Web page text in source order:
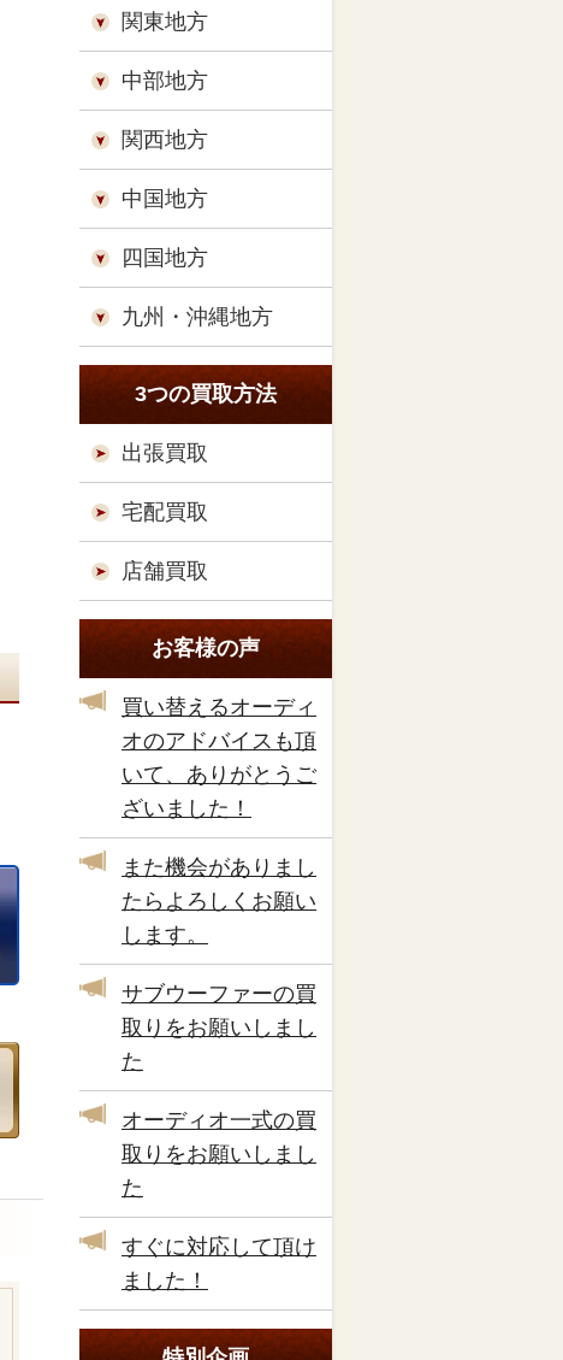
関東地方
中部地方
関西地方
中国地方
四国地方
九州・沖縄地方
3つの買取方法
出張買取
宅配買取
店舗買取
お客様の声
買い替えるオーディ
オのアドバイスも頂
いて、ありがとうご
ざいました！
また機会がありまし
たらよろしくお願い
します。
サブウーファーの買
取りをお願いしまし
た
オーディオ一式の買
取りをお願いしまし
た
すぐに対応して頂け
ました！